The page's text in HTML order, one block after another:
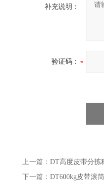
补充说明：
验证码：
上一篇： DT高度皮带分拣
下一篇： DT600kg皮带滚